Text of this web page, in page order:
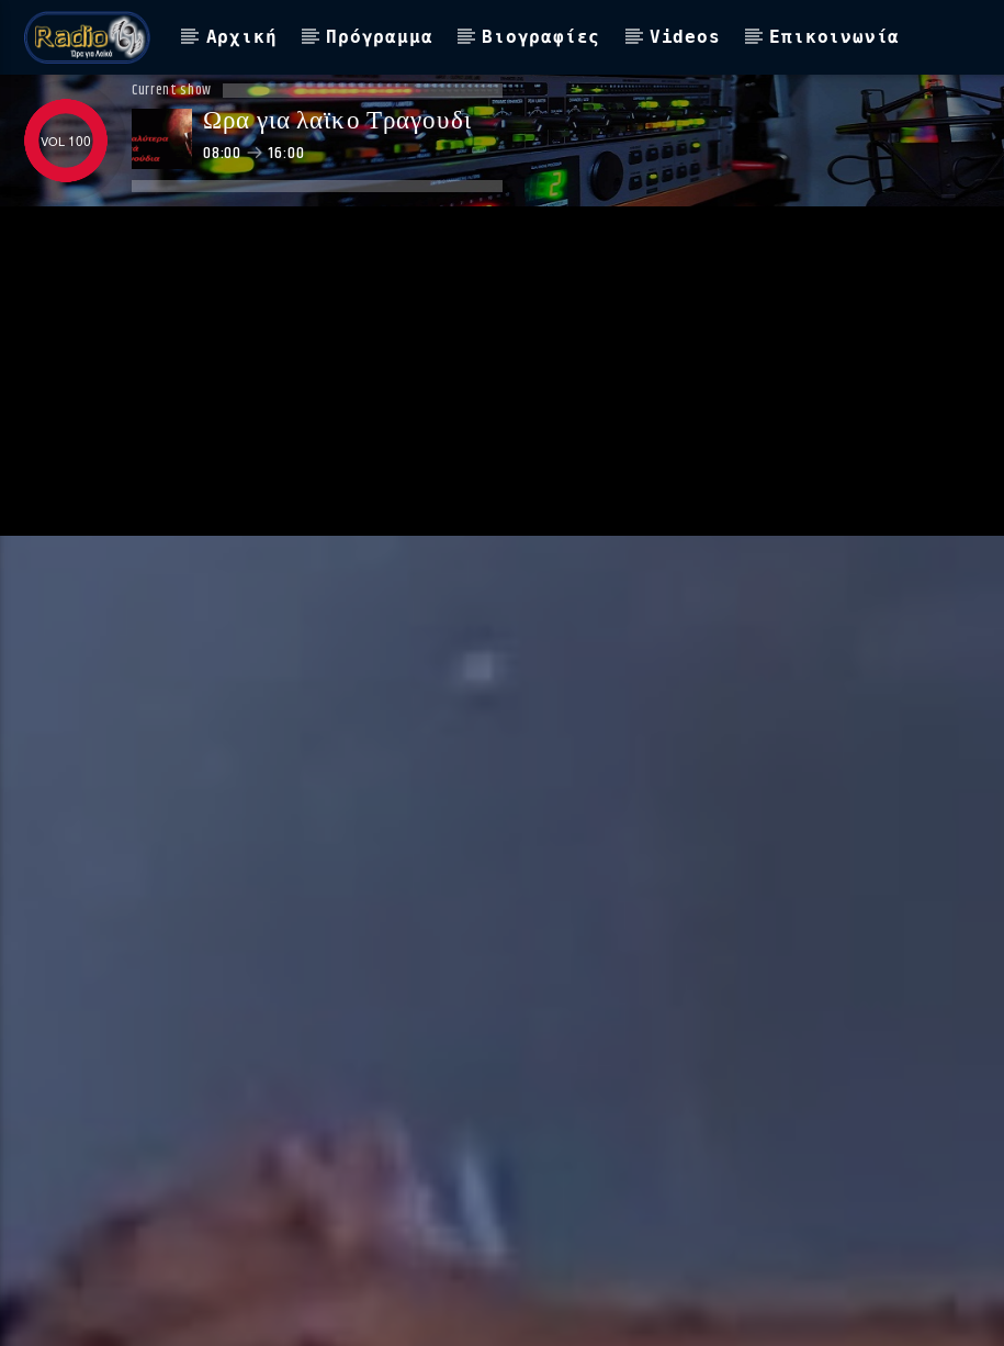
Αρχική Πρόγραμμα Βιογραφίες Videos Επικοινωνία
100
Current show
Ωρα για λαϊκο Τραγουδι
08:00 16:00